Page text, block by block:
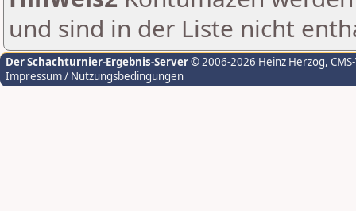
und sind in der Liste nicht
Der Schachturnier-Ergebnis-Server© 2006-2026 Heinz Herzog,
Impressum / Nutzungsbedingungen